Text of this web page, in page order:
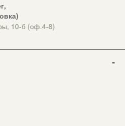
10-б (оф.4-8)